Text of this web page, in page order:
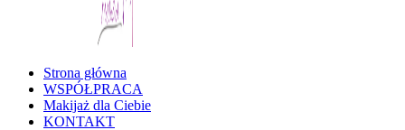
Kobieta Zmienną Jest
Strona główna
WSPÓŁPRACA
Makijaż dla Ciebie
KONTAKT